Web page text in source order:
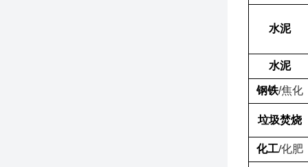
水泥
水泥
钢铁/焦化
垃圾焚烧
化工/化肥